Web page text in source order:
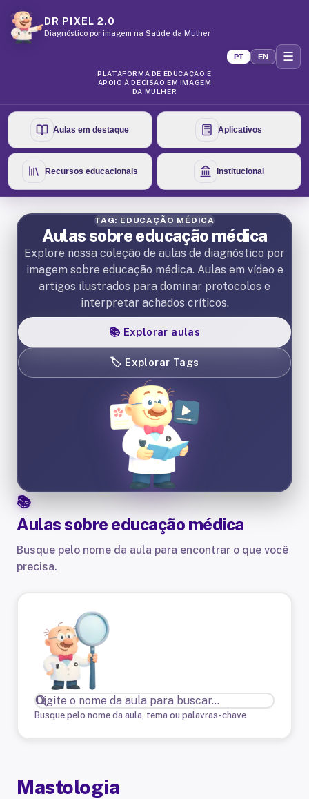
DR PIXEL 2.0
Diagnóstico por imagem na Saúde da Mulher
PLATAFORMA DE EDUCAÇÃO E
APOIO À DECISÃO EM IMAGEM
DA MULHER
PT EN ☰
Aulas em destaque Aplicativos
Recursos educacionais Institucional
TAG: EDUCAÇÃO MÉDICA
Aulas sobre educação médica
Explore nossa coleção de aulas de diagnóstico por
imagem sobre educação médica. Aulas em vídeo e
artigos ilustrados para dominar protocolos e
interpretar achados críticos.
📚 Explorar aulas
🏷️ Explorar Tags
Aulas sobre educação médica
Busque pelo nome da aula para encontrar o que você
precisa.
Busque pelo nome da aula, tema ou palavras-chave
Mastologia